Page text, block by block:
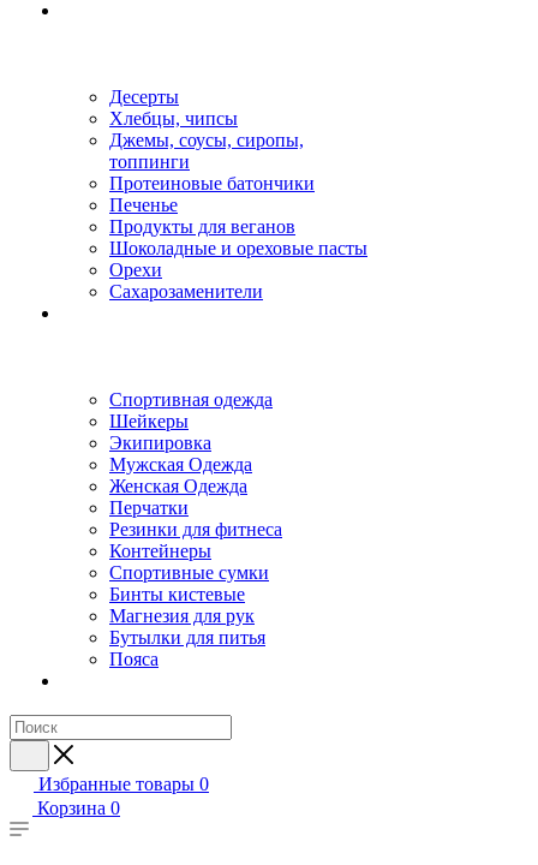
Десерты
Хлебцы, чипсы
Джемы, соусы, сиропы,
топпинги
Протеиновые батончики
Печенье
Продукты для веганов
Шоколадные и ореховые пасты
Орехи
Сахарозаменители
Спортивная одежда
Шейкеры
Экипировка
Мужская Одежда
Женская Одежда
Перчатки
Резинки для фитнеса
Контейнеры
Спортивные сумки
Бинты кистевые
Магнезия для рук
Бутылки для питья
Пояса
Избранные товары 0
Корзина 0